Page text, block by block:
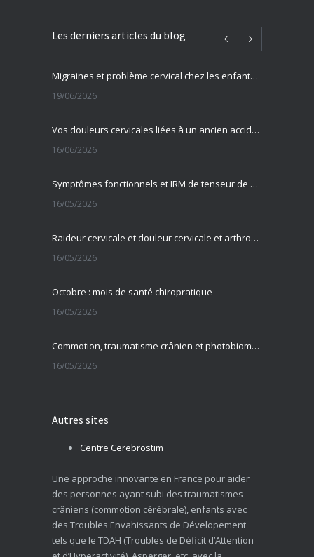
Les derniers articles du blog
Migraines et problème cervical chez les enfants et adolescents
19/06/2026
Vos douleurs cervicales liées à un ancien accident ?
16/06/2026
Symptômes fonctionnels et IRM de tenseur de diffusion
16/05/2026
Raideur cervicale et douleur cervicale et arthrose cervicale
16/05/2026
Octobre : mois de santé chiropratique
16/05/2026
Commotion, traumatisme crânien et photobiomodulation transcrânienne
16/05/2026
Autres sites
Centre Cerebrostim
Une approche innovante en France pour aider
des personnes ayant subi des traumatismes
crâniens (commotion cérébrale), enfants avec
des Troubles Envahissants de Dévelopement
tels que le TDAH (Troubles de Déficit d’Attention